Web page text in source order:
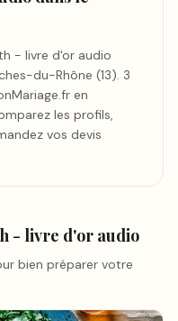
- livre d'or audio
du-Rhône (13). 3
en
les profils,
vos devis
- livre d'or audio
bien préparer votre